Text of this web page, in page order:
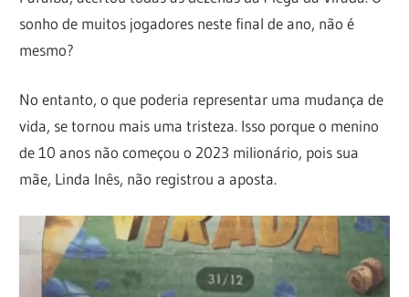
sonho de muitos jogadores neste final de ano, não é
mesmo?
No entanto, o que poderia representar uma mudança de
vida, se tornou mais uma tristeza. Isso porque o menino
de 10 anos não começou o 2023 milionário, pois sua
mãe, Linda Inês, não registrou a aposta.